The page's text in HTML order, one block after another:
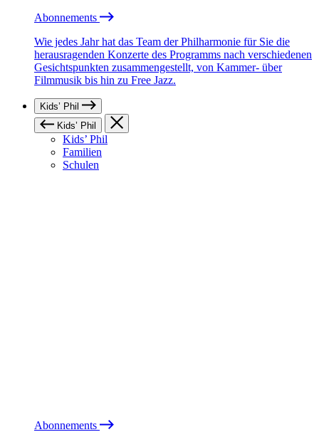
Abonnements
Wie jedes Jahr hat das Team der Philharmonie für Sie die
herausragenden Konzerte des Programms nach verschiedenen
Gesichtspunkten zusammengestellt, von Kammer- über
Filmmusik bis hin zu Free Jazz.
Kids’ Phil
Kids’ Phil
Kids’ Phil
Familien
Schulen
Abonnements